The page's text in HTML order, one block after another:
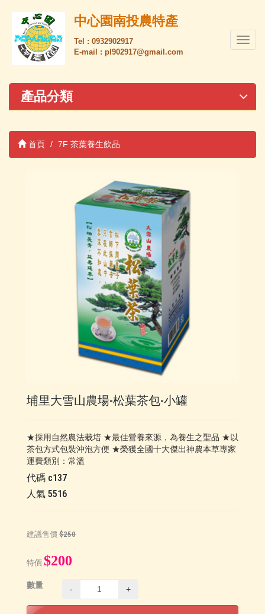
導
覽
中心園南投農特產
Tel : 0932902917
E-mail : pl902917@gmail.com
產品分類
首頁 7F 茶葉養生飲品
埔里大雪山農場-松葉茶包-小罐
★採用自然農法栽培 ★最佳營養來源，為養生之聖品 ★以
茶包方式包裝沖泡方便 ★榮獲全國十大傑出神農本草專家
運費類別： 常溫
代碼 c137
人氣 5516
建議售價 $250
特價 $200
數量 - +